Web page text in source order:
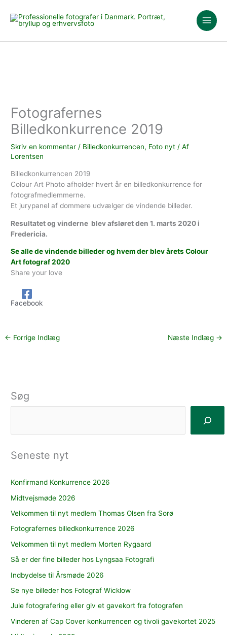
indholdet
Fotografernes
Billedkonkurrence 2019
Skriv en kommentar / Billedkonkurrencen, Foto nyt / Af
Lorentsen
Billedkonkurrencen 2019
Colour Art Photo afholder hvert år en billedkonkurrence for
fotografmedlemmerne.
Et jurypanel af dommere udvælger de vindende billeder.
Resultatet og vinderne blev afsløret den 1. marts 2020 i
Fredericia.
Se alle de vindende billeder og hvem der blev årets Colour
Art fotograf 2020
Share your love
Facebook
← Forrige Indlæg Næste Indlæg →
Søg
Seneste nyt
Konfirmand Konkurrence 2026
Midtvejsmøde 2026
Velkommen til nyt medlem Thomas Olsen fra Sorø
Fotografernes billedkonkurrence 2026
Velkommen til nyt medlem Morten Rygaard
Så er der fine billeder hos Lyngsaa Fotografi
Indbydelse til Årsmøde 2026
Se nye billeder hos Fotograf Wicklow
Jule fotografering eller giv et gavekort fra fotografen
Vinderen af Cap Cover konkurrencen og tivoli gavekortet 2025